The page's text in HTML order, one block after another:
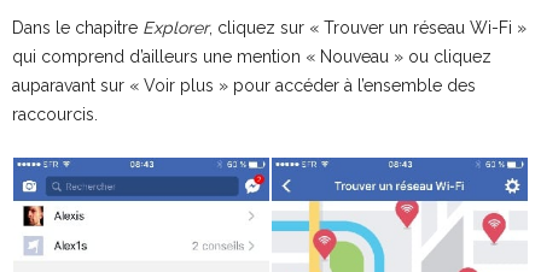
Dans le chapitre Explorer, cliquez sur « Trouver un réseau Wi-Fi »
qui comprend d’ailleurs une mention « Nouveau » ou cliquez
auparavant sur « Voir plus » pour accéder à l’ensemble des
raccourcis.